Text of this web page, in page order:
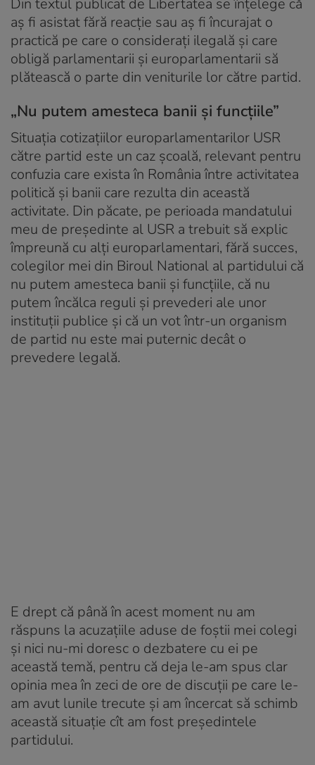
aș fi asistat fără reacție sau aș fi încurajat o
practică pe care o considerați ilegală și care
obligă parlamentarii și europarlamentarii să
plătească o parte din veniturile lor către partid.
„Nu putem amesteca banii și funcțiile”
Situația cotizațiilor europarlamentarilor USR
către partid este un caz școală, relevant pentru
confuzia care exista în România între activitatea
politică și banii care rezulta din această
activitate. Din păcate, pe perioada mandatului
meu de președinte al USR a trebuit să explic
împreună cu alți europarlamentari, fără succes,
colegilor mei din Biroul National al partidului că
nu putem amesteca banii și funcțiile, că nu
putem încălca reguli și prevederi ale unor
instituții publice și că un vot într-un organism
de partid nu este mai puternic decât o
prevedere legală.
E drept că până în acest moment nu am
răspuns la acuzațiile aduse de foștii mei colegi
și nici nu-mi doresc o dezbatere cu ei pe
această temă, pentru că deja le-am spus clar
opinia mea în zeci de ore de discuții pe care le-
am avut lunile trecute și am încercat să schimb
această situație cît am fost președintele
partidului.